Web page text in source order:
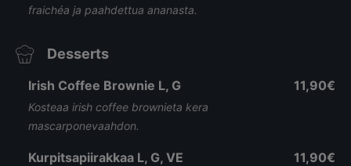
fraichéa ja paahdettua ananasta.
Desserts
Irish Coffee Brownie L, G
Kosteaa irish coffee brownieta kera
mascarponevaahdon.
11,90€
Kurpitsapiirakkaa L, G, VE 11,90€